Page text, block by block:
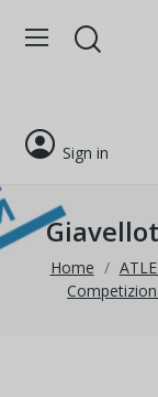
Sign in
Home